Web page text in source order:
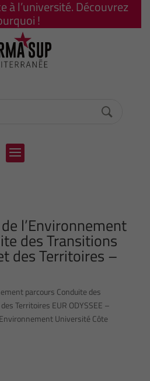
à l’université. Découvrez
!
l’Environnement
des Transitions
des Territoires –
parcours Conduite des
Territoires EUR ODYSSEE –
Université Côte